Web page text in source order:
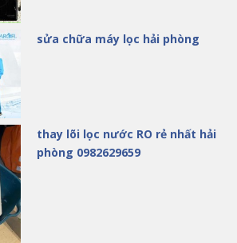
sửa chữa máy lọc hải phòng
thay lõi lọc nước RO rẻ nhất hải
phòng 0982629659